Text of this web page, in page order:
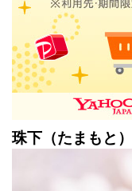
珠下（たまもと